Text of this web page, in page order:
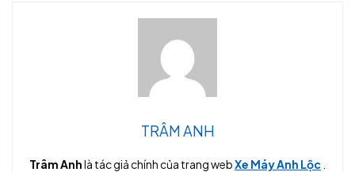
TRÂM ANH
Trâm Anhlà tác giả chính của trang webXe Máy Anh Lộc